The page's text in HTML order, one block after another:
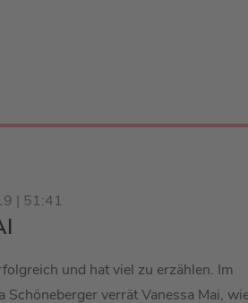
| 51:41
und hat viel zu erzählen. Im
Schöneberger verrät Vanessa Mai,